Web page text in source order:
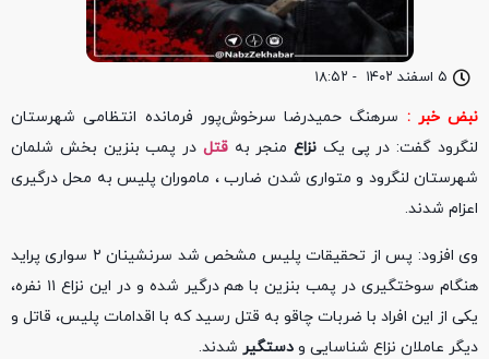
۵ اسفند ۱۴۰۲ - ۱۸:۵۲
نبض خبر : سرهنگ حمیدرضا سرخوش‌پور فرمانده انتظامی شهرستان
لنگرود گفت: در پی یک نزاعمنجر بهقتل در پمب بنزین بخش شلمان
شهرستان لنگرود و متواری شدن ضارب ، ماموران پلیس به محل درگیری
اعزام شدند.
وی افزود: پس از تحقیقات پلیس مشخص شد سرنشینان ۲ سواری پراید
هنگام سوختگیری در پمب بنزین با هم درگیر شده و در این نزاع ۱۱ نفره،
یکی از این افراد با ضربات چاقو به قتل رسید که با اقدامات پلیس، قاتل و
دیگر عاملان نزاع شناسایی و دستگیر شدند.